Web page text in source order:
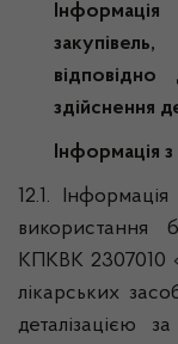
здійснення
Інформація
12.1.
використання
КПКВК 2307010
лікарських
деталізацією